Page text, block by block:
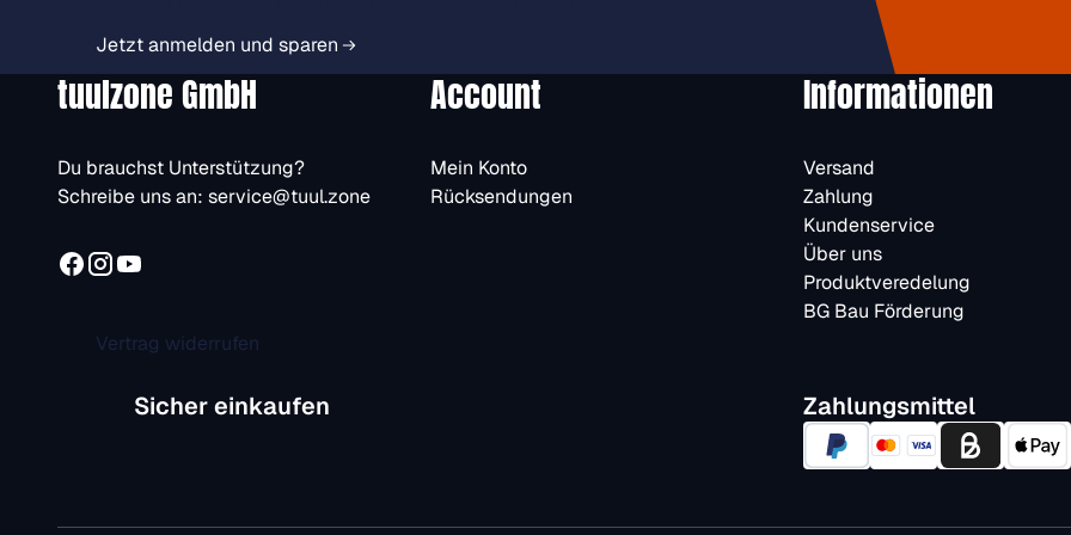
Jetzt anmelden und sparen
tuulzone GmbH
Du brauchst Unterstützung?
Schreibe uns an: service@tuul.zone
Vertrag widerrufen
Account
Mein Konto
Rücksendungen
Informationen
Versand
Zahlung
Kundenservice
Über uns
Produktveredelung
BG Bau Förderung
Sicher einkaufen Zahlungsmittel